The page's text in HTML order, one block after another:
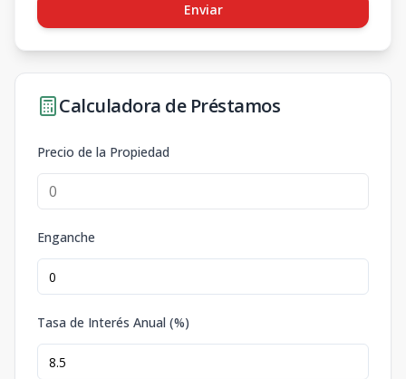
Enviar
Calculadora de Préstamos
Precio de la Propiedad
Enganche
Tasa de Interés Anual (%)